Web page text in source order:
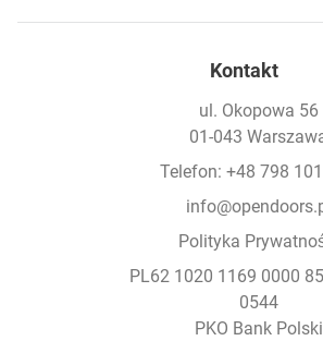
Kontakt
ul. Okopowa 56
01-043
Telefon: +48 798
Polityka
PL62 1020 1169 0000
0544
PKO Bank Polski